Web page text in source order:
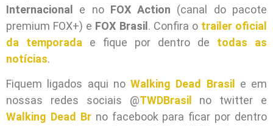
Internacional e no FOX Action (canal do pacote
premium FOX+) e FOX Brasil. Confira o trailer oficial
da temporada e fique por dentro de todas as
notícias.
Fiquem ligados aqui no Walking Dead Brasil
e em
nossas redes sociais @TWDBrasil
no twitter e
Walking Dead Brno facebook para ficar por dentro